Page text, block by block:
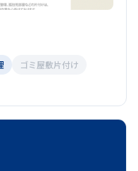
ゴミ屋敷片付け